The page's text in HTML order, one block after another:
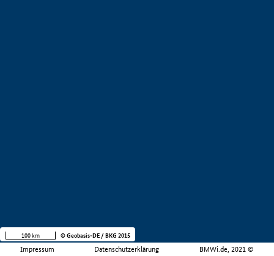
Impressum Datenschutzerklärung BMWi.de, 2021 ©
100 km © Geobasis-DE / BKG 2015